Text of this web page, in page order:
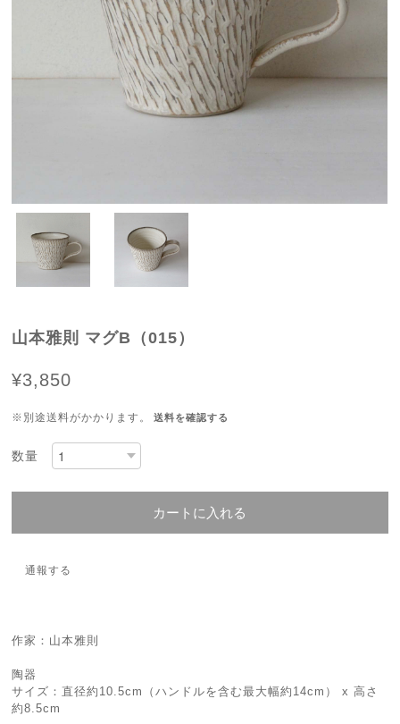
山本雅則 マグB（015）
¥3,850
※別途送料がかかります。 送料を確認する
数量
カートに入れる
通報する
作家：山本雅則
陶器
サイズ：直径約10.5cm（ハンドルを含む最大幅約14cm） x 高さ
約8.5cm